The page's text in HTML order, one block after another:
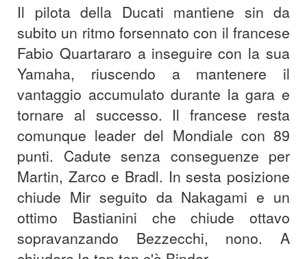
Il pilota della Ducati mantiene sin da
subito un ritmo forsennato con il francese
Fabio Quartararo a inseguire con la sua
Yamaha, riuscendo a mantenere il
vantaggio accumulato durante la gara e
tornare al successo. Il francese resta
comunque leader del Mondiale con 89
punti. Cadute senza conseguenze per
Martin, Zarco e Bradl. In sesta posizione
chiude Mir seguito da Nakagami e un
ottimo Bastianini che chiude ottavo
sopravanzando Bezzecchi, nono. A